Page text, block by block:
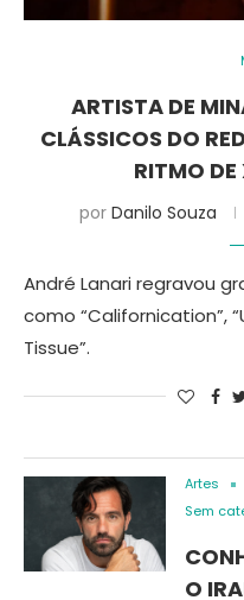
ARTISTA DE
CLÁSSICOS DO
RITMO DE
por Danilo Souza
André Lanari regravou
como “Californication”,
Tissue”.
Artes
Sem
O